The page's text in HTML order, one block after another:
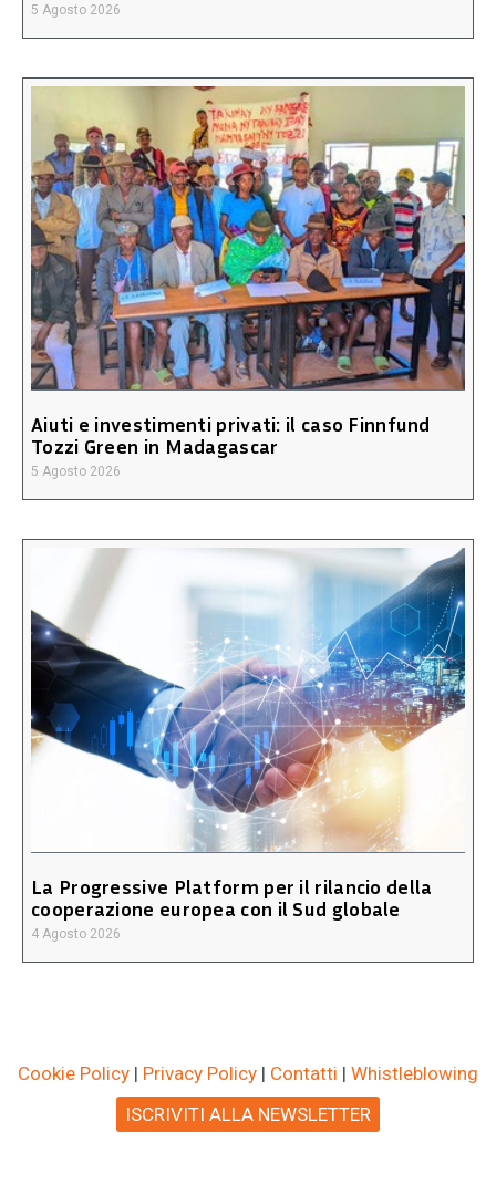
5 Agosto 2026
Aiuti e investimenti privati: il caso Finnfund
Tozzi Green in Madagascar
5 Agosto 2026
La Progressive Platform per il rilancio della
cooperazione europea con il Sud globale
4 Agosto 2026
Cookie Policy | Privacy Policy | Contatti | Whistleblowing
ISCRIVITI ALLA NEWSLETTER